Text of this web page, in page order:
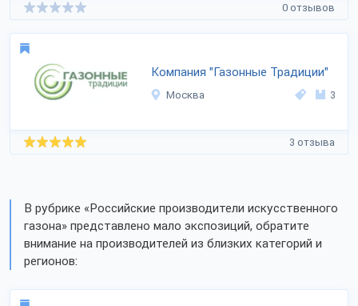
0 отзывов
Компания "Газонные Традиции"
Москва 3
3 отзыва
В рубрике «Российские производители искусственного
газона» представлено мало экспозиций, обратите
внимание на производителей из близких категорий и
регионов: